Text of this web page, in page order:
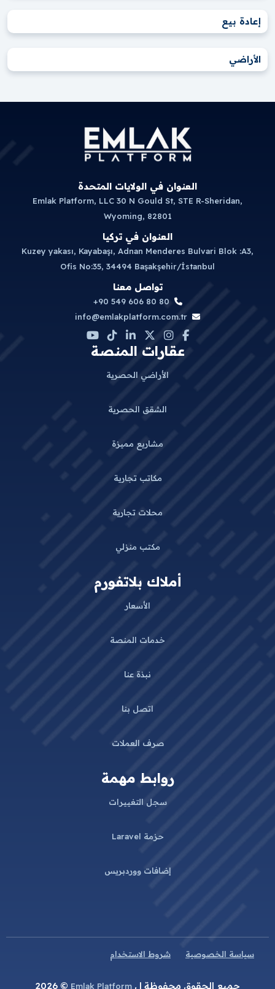
إعادة بيع
الأراضي
العنوان في الولايات المتحدة
Emlak Platform, LLC 30 N Gould St, STE R-Sheridan,
Wyoming, 82801
العنوان في تركيا
Kuzey yakası, Kayabaşı, Adnan Menderes Bulvari Blok :A3,
Ofis No:35, 34494 Başakşehir/İstanbul
تواصل معنا
+90 549 606 80 80
info@emlakplatform.com.tr
عقارات المنصة
الأراضي الحصرية
الشقق الحصرية
مشاريع مميزة
مكاتب تجارية
محلات تجارية
مكتب منزلي
أملاك بلاتفورم
الأسعار
خدمات المنصة
نبذة عنا
اتصل بنا
صرف العملات
روابط مهمة
سجل التغييرات
حزمة Laravel
إضافات ووردبريس
سياسة الخصوصية شروط الاستخدام
جميع الحقوق محفوظة ل Emlak Platform
© 2026